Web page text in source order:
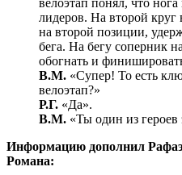
лидеров. На второй круг
на второй позиции,
бега. На бегу соперник
обогнать и
В.М. «Супер! То есть
велоэтап?»
Р.Г. «Да».
В.М. «Ты один из героев
Информацию дополнил
Романа: